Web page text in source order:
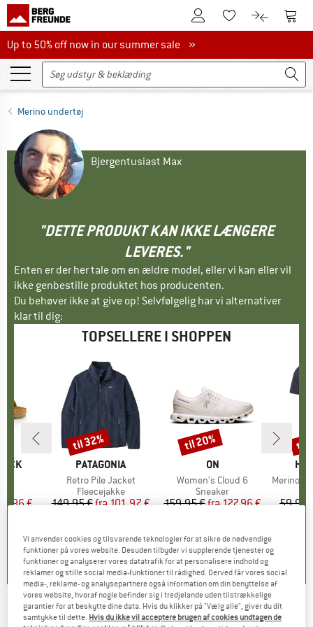
Til kundekontoenTil huskesedlen.
Til Til
Up to 50% off now in our summer sale
Up to 50% off now in our summer sale »
Merino undertøj
Bjergentusiast Max
"DETTE PRODUKT KAN IKKE LÆNGERE
LEVERES."
Enten er der her tale om en ældre model, eller vi kan eller vil
ikke genbestille produktet hos producenten.
Du behøver ikke at give op! Selvfølgelig har vi alternativer
klar til dig:
TOPSELLERE I SHOPPEN
pris
€
)
MÆRKE
PATAGONIA
Artikel
Retro Pile Jacket
Produktgruppe
Fleecejakke
Pris
149,95 € Nedsat pris
fra101,97 €
4,6(71)
Rabat
til 32%
MÆRKE
ON
Artikel
Women's Cloud 6
Produktgruppe
Sneaker
Pris
159,95 € Nedsat pris
fra127,96 €
4,7(48)
Rabat
til 20%
Artikel
MerinoMix150
59,95
til
ICEBREAKER -Women's 200 Oasis L/S Crewe
Vi anvender cookies og tilsvarende teknologier for at sikre de nødvendige
funktioner på vores website. Desuden tilbyder vi supplerende tjenester og
funktioner og analyserer vores datatrafik for at personalisere indhold og
reklamer og stille social media-funktioner til rådighed. Derved får vores social
media-, reklame- og analysepartnere også information om din benyttelse af
vores website, hvoraf nogle befinder sig i tredjelande uden tilstrækkelige
garantier for at beskytte dine data. Hvis du klikker på "Vælg alle", giver du dit
samtykke til dette. Hvis du ikke vil acceptere brugen af cookies undtagen de